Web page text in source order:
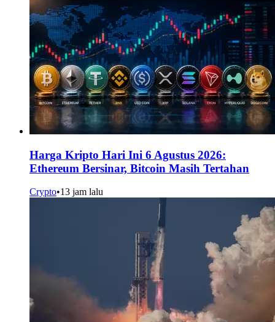
Harga Kripto Hari Ini 6 Agustus 2026:
Ethereum Bersinar, Bitcoin Masih Tertahan
Crypto•13 jam lalu